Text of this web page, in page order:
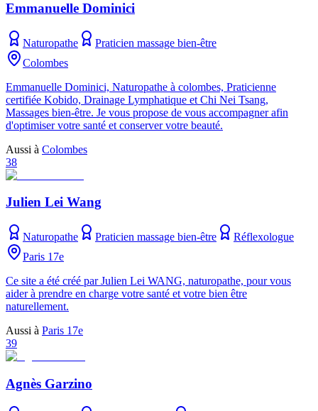
Emmanuelle Dominici
Naturopathe
Praticien massage bien-être
Colombes
Emmanuelle Dominici, Naturopathe à colombes, Praticienne
certifiée Kobido, Drainage Lymphatique et Chi Nei Tsang,
Massages bien-être. Je vous propose de vous accompagner afin
d'optimiser votre santé et conserver votre beauté.
Aussi à Colombes
38
Julien Lei Wang
Naturopathe Praticien massage bien-être
Réflexologue
Paris 17e
Ce site a été créé par Julien Lei WANG, naturopathe, pour vous
aider à prendre en charge votre santé et votre bien être
naturellement.
Aussi à Paris 17e
39
Agnès Garzino